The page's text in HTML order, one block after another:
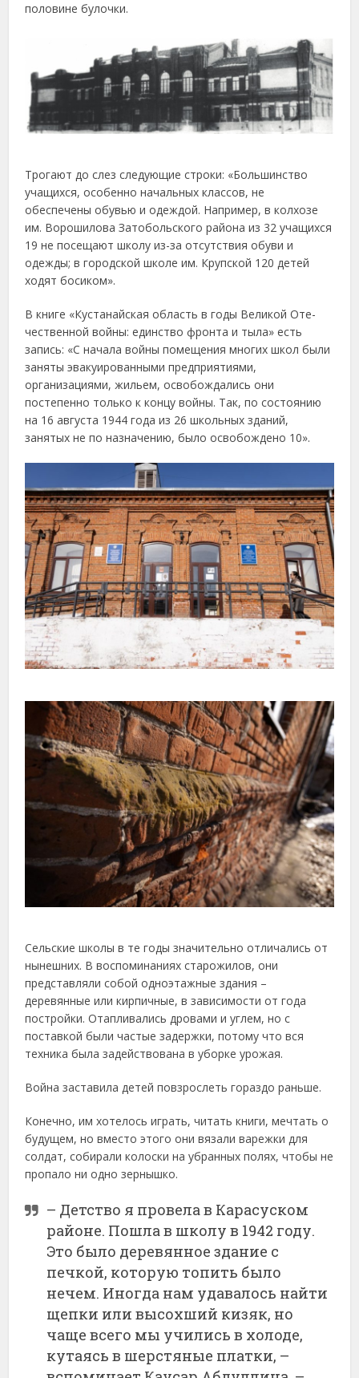
половине булочки.
Трогают до слез следующие строки: «Большинство
учащихся, особенно начальных классов, не
обеспечены обувью и одеждой. Например, в колхозе
им. Ворошилова Затобольского района из 32 учащихся
19 не посещают школу из-за отсутствия обуви и
одежды; в городской школе им. Крупской 120 детей
ходят босиком».
В книге «Кустанайская область в годы Великой Оте­
чественной войны: единство фронта и тыла» есть
запись: «С начала войны помещения многих школ были
заняты эвакуированными предприятиями,
организациями, жильем, освобождались они
постепенно только к концу войны. Так, по состоянию
на 16 августа 1944 года из 26 школьных зданий,
занятых не по назначению, было освобождено 10».
Сельские школы в те годы значительно отличались от
нынешних. В воспоминаниях старожилов, они
представляли собой одноэтажные здания –
деревянные или кирпичные, в зависимости от года
постройки. Отапливались дровами и углем, но с
поставкой были частые задержки, потому что вся
техника была задействована в уборке урожая.
Война заставила детей повзрослеть гораздо раньше.
Конечно, им хотелось играть, читать книги, мечтать о
будущем, но вместо этого они вязали варежки для
солдат, собирали колоски на убранных полях, чтобы не
пропало ни одно зернышко.
– Детство я провела в Карасуском
районе. Пошла в школу в 1942 году.
Это было деревянное здание с
печкой, которую топить было
нечем. Иногда нам удавалось найти
щепки или высохший кизяк, но
чаще всего мы учились в холоде,
кутаясь в шерстяные платки, –